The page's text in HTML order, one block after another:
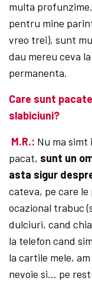
multa
pentru mine
vreo trei), sunt
dau mereu ceva
permanenta.
Care sunt
slabiciuni?
M.R.: Nu ma
pacat, sunt un
asta sigur
cateva, pe care
ocazional trabuc
dulciuri, cand
la telefon cand
la cartile mele,
nevoie si… pe